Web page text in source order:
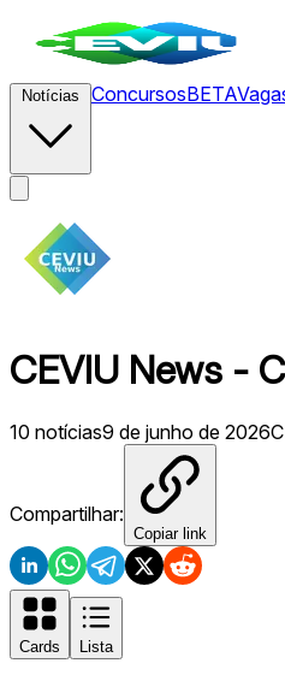
ConcursosBETA
CEVIU News -
10 notícias9 de junho de 2026
Compartilhar:
Copiar link
Cards Lista